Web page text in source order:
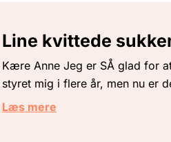
Line kvittede
Kære Anne Jeg er SÅ glad for
styret mig i flere år, men nu er
Læs mere